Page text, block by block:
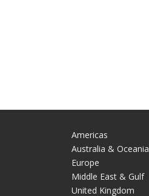
Americas
Australia & Oceania
Europe
Middle East & Gulf
United Kingdom